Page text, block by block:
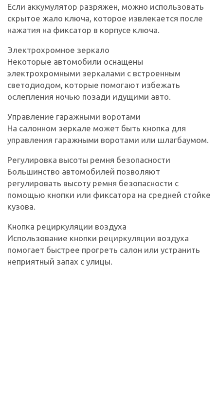
Если аккумулятор разряжен, можно использовать
скрытое жало ключа, которое извлекается после
нажатия на фиксатор в корпусе ключа.
Электрохромное зеркало
Некоторые автомобили оснащены
электрохромными зеркалами с встроенным
светодиодом, которые помогают избежать
ослепления ночью позади идущими авто.
Управление гаражными воротами
На салонном зеркале может быть кнопка для
управления гаражными воротами или шлагбаумом.
Регулировка высоты ремня безопасности
Большинство автомобилей позволяют
регулировать высоту ремня безопасности с
помощью кнопки или фиксатора на средней стойке
кузова.
Кнопка рециркуляции воздуха
Использование кнопки рециркуляции воздуха
помогает быстрее прогреть салон или устранить
неприятный запах с улицы.